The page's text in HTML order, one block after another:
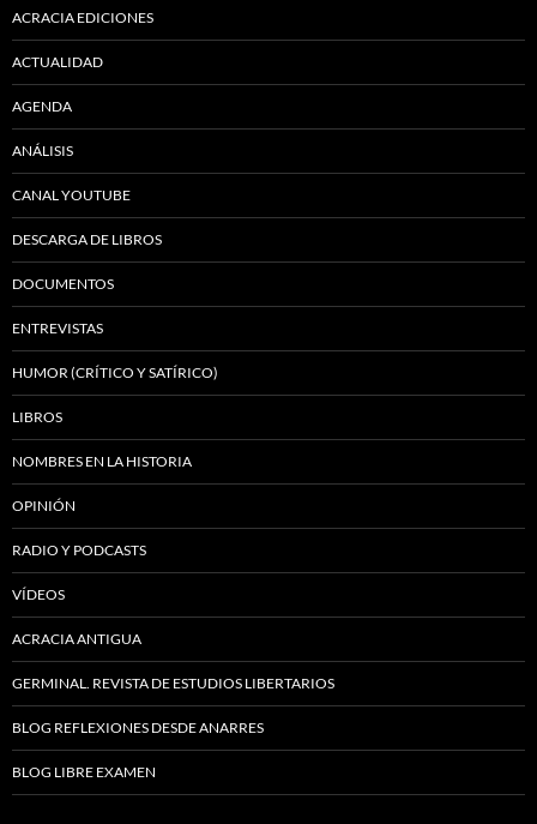
ACRACIA EDICIONES
ACTUALIDAD
AGENDA
ANÁLISIS
CANAL YOUTUBE
DESCARGA DE LIBROS
DOCUMENTOS
ENTREVISTAS
HUMOR (CRÍTICO Y SATÍRICO)
LIBROS
NOMBRES EN LA HISTORIA
OPINIÓN
RADIO Y PODCASTS
VÍDEOS
ACRACIA ANTIGUA
GERMINAL. REVISTA DE ESTUDIOS LIBERTARIOS
BLOG REFLEXIONES DESDE ANARRES
BLOG LIBRE EXAMEN